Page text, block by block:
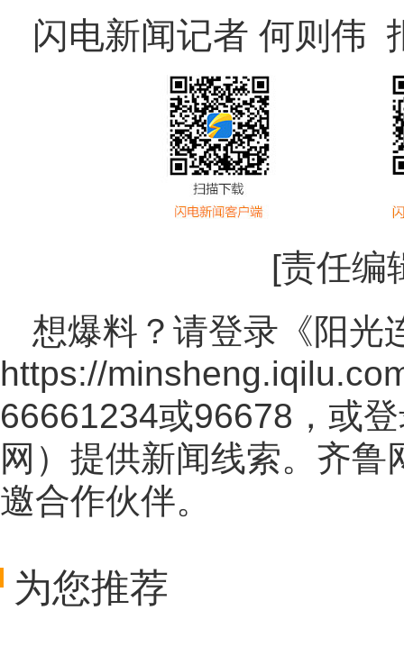
闪电新闻记者 何则伟
[责任编
想爆料？请登录《阳光
https://
66661234或96678，或
网 ）提供新闻线索。齐鲁
邀合作伙伴。
为您推荐